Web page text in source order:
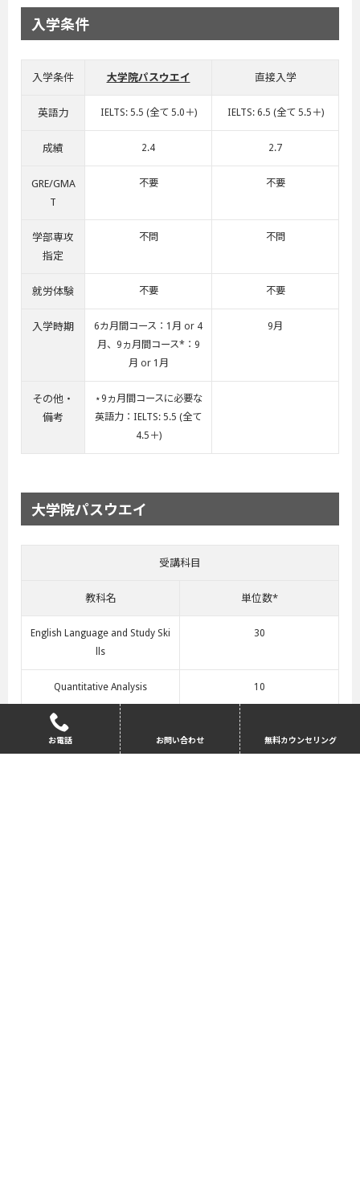
入学条件
入学条件 大学院パスウエイ 直接入学
英語力 IELTS: 5.5 (全て 5.0＋) IELTS: 6.5 (全て 5.5＋)
成績 2.4 2.7
GRE/GMA
T
不要 不要
学部専攻
指定
不問 不問
就労体験 不要 不要
入学時期
6カ月間コース：1月 or 4
月、9ヵ月間コース*：9
月 or 1月
9月
その他・
備考
⋆9ヵ月間コースに必要な
英語力：IELTS: 5.5 (全て
4.5＋)
大学院パスウエイ
受講科目
教科名 単位数*
English Language and Study Ski
lls
30
Quantitative Analysis 10
Entrepreneusrhip
Core Business 20
お電話 お問い合わせ 無料カウンセリング